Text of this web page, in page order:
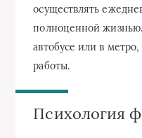
осуществлять
полноценной
автобусе или в
работы.
Психология